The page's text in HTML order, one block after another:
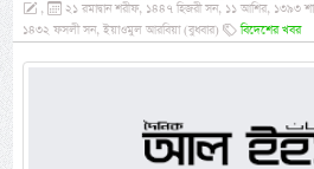
,
২১ রমাদ্বান শরীফ, ১৪৪৭ হিজরী সন, ১১ আশির, ১৩৯৩
১৪৩২ ফসলী সন, ইয়াওমুল আরবিয়া (বুধবার)
বিদেশের খবর